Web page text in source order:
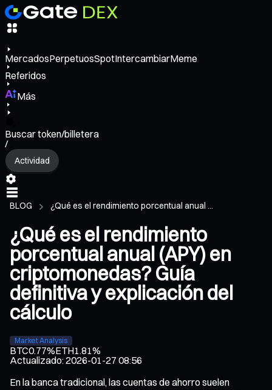
MercadosPerpetuosSpotIntercambiarMeme
Referidos
Más
Buscar token/billetera
/
Actividad
BLOG ¿Qué es el rendimiento porcentual anual ...
¿Qué es el rendimiento
porcentual anual (APY) en
criptomonedas? Guía
definitiva y explicación del
cálculo
Market Analysis
BTC0.77%ETH1.81%
Actualizado:2026-01-27 08:56
En la banca tradicional, las cuentas de ahorro suelen